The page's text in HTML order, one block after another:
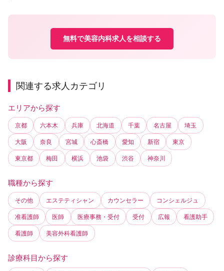
無料で美容内科求人を相談する
関連する求人カテゴリ
エリアから探す
京都 六本木 兵庫 北海道 千葉 名古屋 埼玉
大阪 奈良 宮城 心斎橋 愛知 新宿 東京
東京都 梅田 横浜 池袋 渋谷 神奈川
職種から探す
その他 エステティシャン カウンセラー コンシェルジュ
准看護師 医師 医療事務・受付 受付 広報 看護助手
看護師 美容外科看護師
診療科目から探す